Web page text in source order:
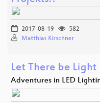
2017-08-19
582
Matthias Kirschner
Let There be Light
Adventures in LED